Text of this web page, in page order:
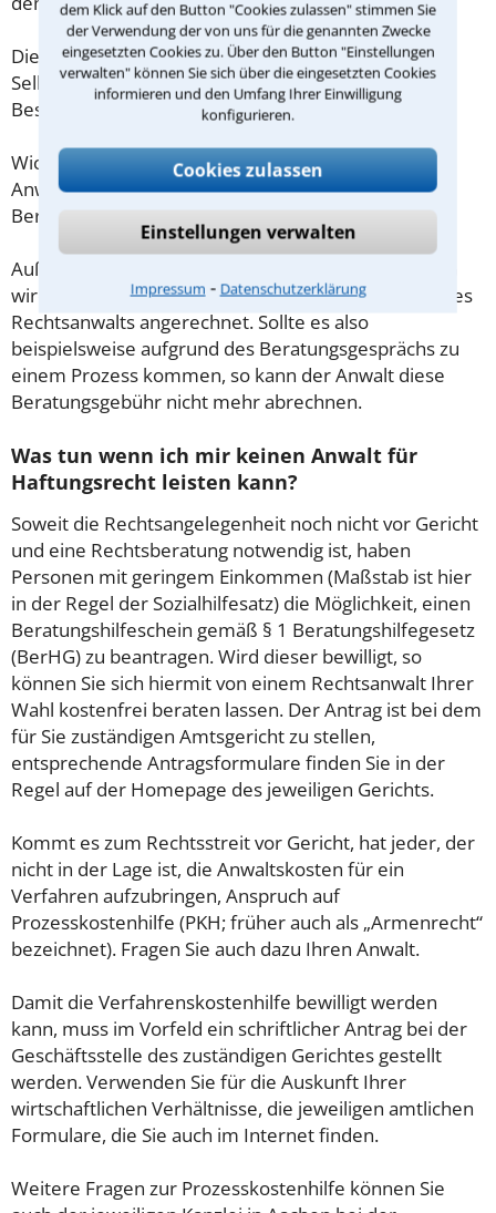
dem Klick auf den Button "Cookies zulassen" stimmen Sie
der Verwendung der von uns für die genannten Zwecke
eingesetzten Cookies zu. Über den Button "Einstellungen
verwalten" können Sie sich über die eingesetzten Cookies
informieren und den Umfang Ihrer Einwilligung
konfigurieren.
Cookies zulassen
Einstellungen verwalten
Impressum ⁃ Datenschutzerklärung
Diese Regelung gilt jedoch nur für Verbraucher. Für
Selbstständige oder Freiberufler gilt diese
Beschränkung nicht.
Wichtig daher: Klären Sie die Kostenfrage mit Ihrem
Anwalt aus Aachen schon zu Beginn der ersten
Beratung.
Außerdem gut zu wissen: Gemäß § 34 Absatz 2 RVG
wird die Beratungsgebühr auf weitere Tätigkeiten des
Rechtsanwalts angerechnet. Sollte es also
beispielsweise aufgrund des Beratungsgesprächs zu
einem Prozess kommen, so kann der Anwalt diese
Beratungsgebühr nicht mehr abrechnen.
Was tun wenn ich mir keinen Anwalt für
Haftungsrecht leisten kann?
Soweit die Rechtsangelegenheit noch nicht vor Gericht
und eine Rechtsberatung notwendig ist, haben
Personen mit geringem Einkommen (Maßstab ist hier
in der Regel der Sozialhilfesatz) die Möglichkeit, einen
Beratungshilfeschein gemäß § 1 Beratungshilfegesetz
(BerHG) zu beantragen. Wird dieser bewilligt, so
können Sie sich hiermit von einem Rechtsanwalt Ihrer
Wahl kostenfrei beraten lassen. Der Antrag ist bei dem
für Sie zuständigen Amtsgericht zu stellen,
entsprechende Antragsformulare finden Sie in der
Regel auf der Homepage des jeweiligen Gerichts.
Kommt es zum Rechtsstreit vor Gericht, hat jeder, der
nicht in der Lage ist, die Anwaltskosten für ein
Verfahren aufzubringen, Anspruch auf
Prozesskostenhilfe (PKH; früher auch als „Armenrecht“
bezeichnet). Fragen Sie auch dazu Ihren Anwalt.
Damit die Verfahrenskostenhilfe bewilligt werden
kann, muss im Vorfeld ein schriftlicher Antrag bei der
Geschäftsstelle des zuständigen Gerichtes gestellt
werden. Verwenden Sie für die Auskunft Ihrer
wirtschaftlichen Verhältnisse, die jeweiligen amtlichen
Formulare, die Sie auch im Internet finden.
Weitere Fragen zur Prozesskostenhilfe können Sie